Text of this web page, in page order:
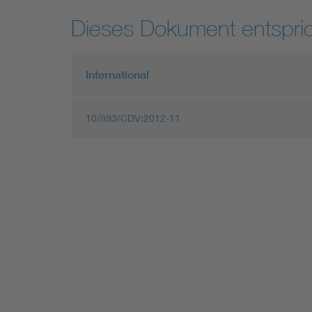
Dieses Dokument
International
10/893/CDV:2012-11